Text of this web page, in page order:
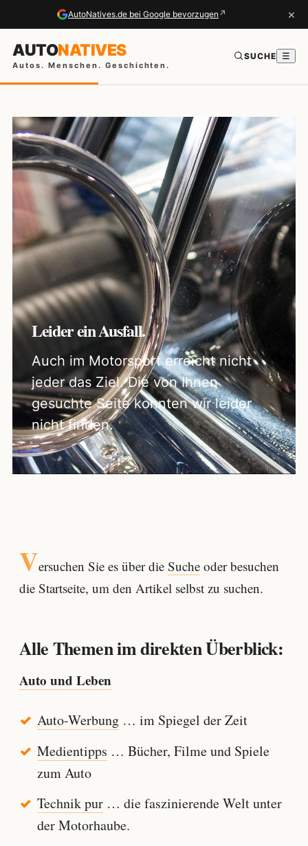
AutoNatives.de bei Google bevorzugen ↗ ×
AUTONATIVES
Autos. Menschen. Geschichten.
SUCHE ☰
Leider ein Ausfall.
Auch im Motorsport erreicht nicht
jeder das Ziel. Die von Ihnen
gesuchte Seite konnten wir leider
nicht finden.
Versuchen Sie es über die Sucheoder besuchen
die Startseite, um den Artikel selbst zu suchen.
Alle Themen im direkten Überblick:
Auto und Leben
Auto-Werbung… im Spiegel der Zeit
Medientipps … Bücher, Filme und Spiele
zum Auto
Technik pur… die faszinierende Welt unter
der Motorhaube.